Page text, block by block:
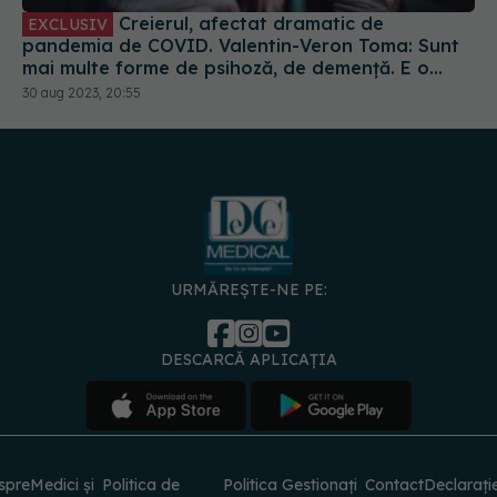
într-un ritm mai lent
URMĂREȘTE-NE PE:
DESCARCĂ APLICAȚIA
Politica de
confidențialitate
Cookies
Gestionați
preferințele
© 2026 PRESS MEDIA ELECTRONIC S.R.L. Toate drepturile rezervate